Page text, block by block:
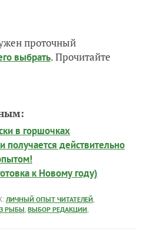
проточный
выбрать. Прочитайте
в горшочках
действительно
к Новому году)
ЛИЧНЫЙ ОПЫТ ЧИТАТЕЛЕЙ,
РЫБЫ, ВЫБОР РЕДАКЦИИ,